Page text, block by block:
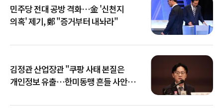
민주당 전대 공방 격화…金 '신천지
의혹' 제기, 鄭 "증거부터 내놔라"
김정관 산업장관 "쿠팡 사태 본질은
개인정보 유출…한미동맹 흔들 사안